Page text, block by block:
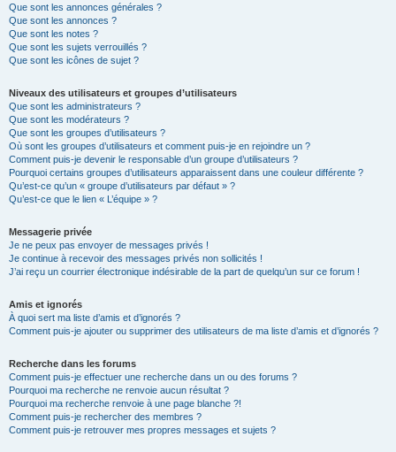
Que sont les annonces générales ?
Que sont les annonces ?
Que sont les notes ?
Que sont les sujets verrouillés ?
Que sont les icônes de sujet ?
Niveaux des utilisateurs et groupes d’utilisateurs
Que sont les administrateurs ?
Que sont les modérateurs ?
Que sont les groupes d’utilisateurs ?
Où sont les groupes d’utilisateurs et comment puis-je en rejoindre un ?
Comment puis-je devenir le responsable d’un groupe d’utilisateurs ?
Pourquoi certains groupes d’utilisateurs apparaissent dans une couleur différente ?
Qu’est-ce qu’un « groupe d’utilisateurs par défaut » ?
Qu’est-ce que le lien « L’équipe » ?
Messagerie privée
Je ne peux pas envoyer de messages privés !
Je continue à recevoir des messages privés non sollicités !
J’ai reçu un courrier électronique indésirable de la part de quelqu’un sur ce forum !
Amis et ignorés
À quoi sert ma liste d’amis et d’ignorés ?
Comment puis-je ajouter ou supprimer des utilisateurs de ma liste d’amis et d’ignorés ?
Recherche dans les forums
Comment puis-je effectuer une recherche dans un ou des forums ?
Pourquoi ma recherche ne renvoie aucun résultat ?
Pourquoi ma recherche renvoie à une page blanche ?!
Comment puis-je rechercher des membres ?
Comment puis-je retrouver mes propres messages et sujets ?